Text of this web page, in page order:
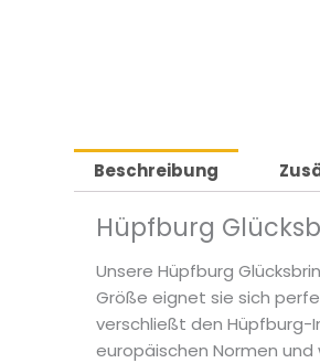
Beschreibung
Hüpfburg
Unsere Hüpfburg
Größe eignet sie sich
verschließt den Hüpfburg-
europäischen Normen und